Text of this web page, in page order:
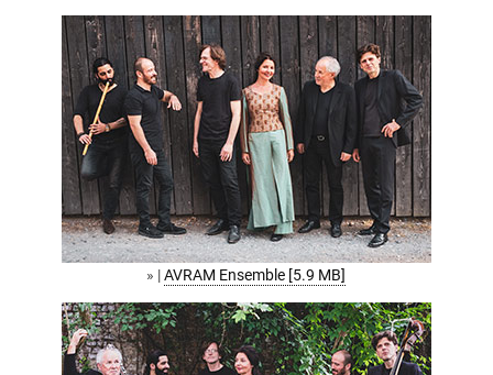
» |AVRAM Ensemble [5.9 MB]